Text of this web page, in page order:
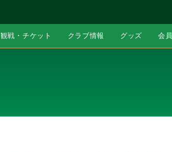
観戦・チケット クラブ情報 グッズ 会員